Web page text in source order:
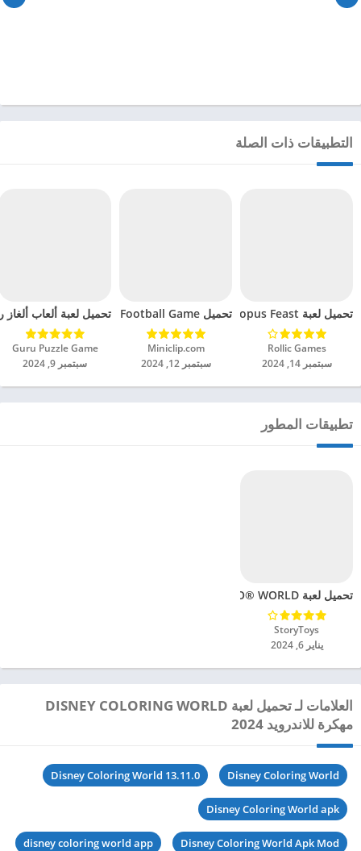
التطبيقات ذات الصلة
تحميل لعبة Octopus Feast مهكرة للاندرويد 2024
Rollic Games‏
سبتمبر 14, 2024
تحميل Soccer Hero PvP Football Game مهكرة للاندرويد 2024
Miniclip.com‏
سبتمبر 12, 2024
تحميل لعبة ألعاب ألغاز
Guru Puzzle Game‏
سبتمبر 9, 2024
تطبيقات المطور
تحميل لعبة LEGO® DUPLO® WORLD مهكرة للاندرويد 2024
StoryToys‏
يناير 6, 2024
العلامات لـ تحميل لعبة DISNEY COLORING WORLD
مهكرة للاندرويد 2024
Disney Coloring World
Disney Coloring World 13.11.0
Disney Coloring World apk
Disney Coloring World Apk Mod
disney coloring world app